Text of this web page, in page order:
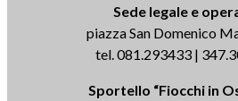
Sede legale e
piazza San Domenico
tel. 081.293433 |
Sportello “Fiocchi in